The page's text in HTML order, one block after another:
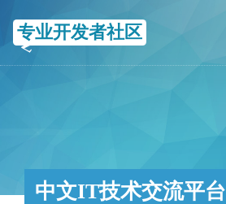
专业开发者社区
中文IT技术交流平台